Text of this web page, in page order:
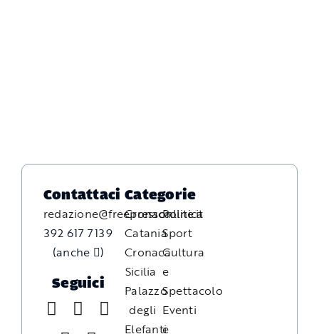
Contattaci
redazione@freepressonline.it
392 617 7139
(anche
)
Seguici
Categorie
Cronaca
Catania
Cronaca
Sicilia
Palazzo
degli
Elefanti
Politica
Sport
Cultura
e
Spettacolo
Eventi
e